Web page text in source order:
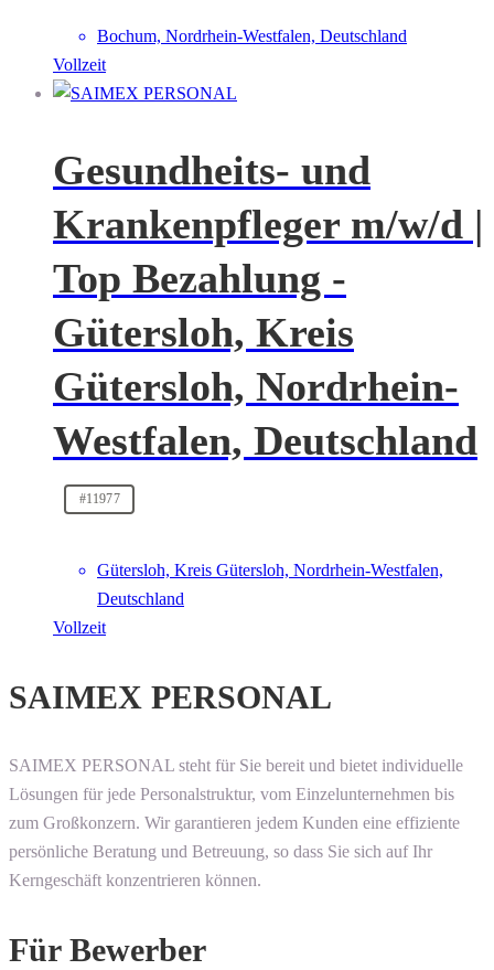
Bochum, Nordrhein-Westfalen, Deutschland
Vollzeit
Gesundheits- und
Krankenpfleger m/w/d |
Top Bezahlung -
Gütersloh, Kreis
Gütersloh, Nordrhein-
Westfalen, Deutschland
#11977
Gütersloh, Kreis Gütersloh, Nordrhein-Westfalen,
Deutschland
Vollzeit
SAIMEX PERSONAL
SAIMEX PERSONAL steht für Sie bereit und bietet individuelle
Lösungen für jede Personalstruktur, vom Einzelunternehmen bis
zum Großkonzern. Wir garantieren jedem Kunden eine effiziente
persönliche Beratung und Betreuung, so dass Sie sich auf Ihr
Kerngeschäft konzentrieren können.
Für Bewerber